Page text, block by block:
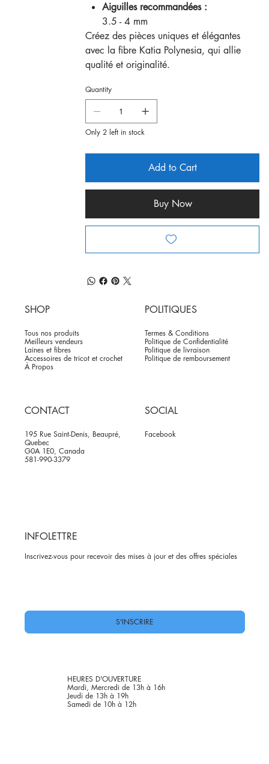
Aiguilles recommandées :
3.5 - 4 mm
Créez des pièces uniques et élégantes
avec la fibre Katia Polynesia, qui allie
qualité et originalité.
Quantity
Only 2 left in stock
Add to Cart
Buy Now
SHOP
Tous nos produits
Meilleurs vendeurs
Laines et fibres
Accessoires de tricot et crochet
À Propos
POLITIQUES
Termes & Conditions
Politique de Confidentialité
Politique de livraison
Politique de remboursement
CONTACT
195 Rue Saint-Denis, Beaupré,
Quebec
G0A 1E0, Canada
581-990-3379
SOCIAL
Facebook
INFOLETTRE
Inscrivez-vous pour recevoir des mises à jour et des offres spéciales
S'INSCRIRE
HEURES D'OUVERTURE
Mardi, Mercredi de 13h à 16h
Jeudi de 13h à 19h
Samedi de 10h à 12h